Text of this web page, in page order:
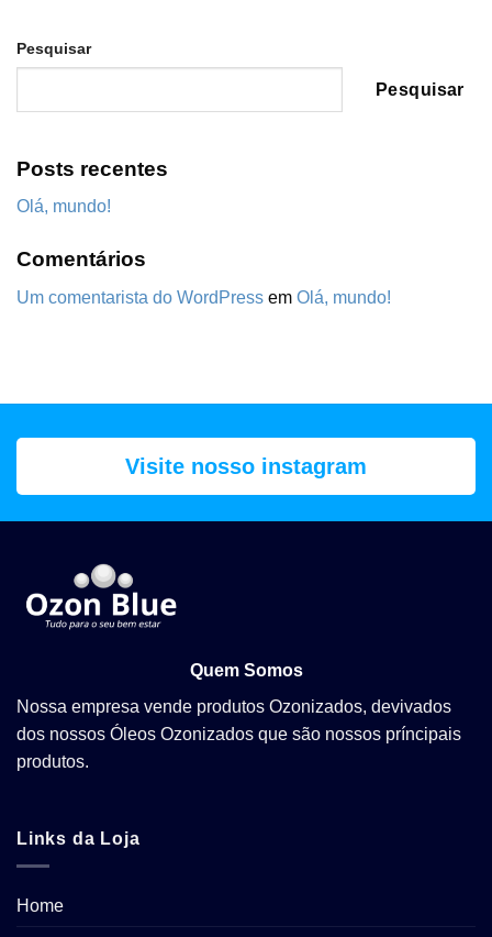
Pesquisar
Pesquisar
Posts recentes
Olá, mundo!
Comentários
Um comentarista do WordPress em Olá, mundo!
Visite nosso instagram
Quem Somos
Nossa empresa vende produtos Ozonizados, devivados
dos nossos Óleos Ozonizados que são nossos príncipais
produtos.
Links da Loja
Home